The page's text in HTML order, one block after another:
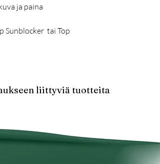
ja paina
Sunblocker tai Top
liittyviä tuotteita